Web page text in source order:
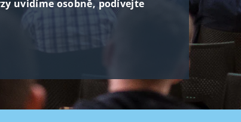
uvidíme osobně, podívejte